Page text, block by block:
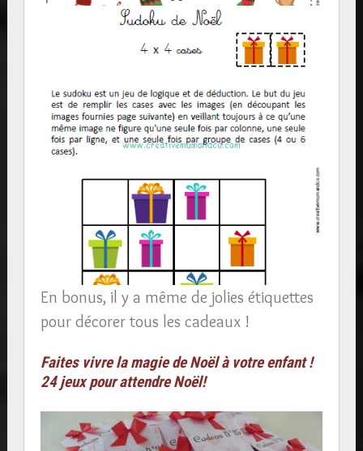
En bonus, il y a même de jolies étiquettes
pour décorer tous les cadeaux !
Faites vivre la magie de Noël à votre enfant !
24 jeux pour attendre Noël!